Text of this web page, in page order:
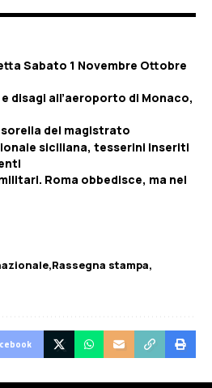
Sabato 1 Novembre Ottobre
disagi all’aeroporto di Monaco,
del magistrato
siciliana, tesserini inseriti
Roma obbedisce, ma nel
Rassegna stampa